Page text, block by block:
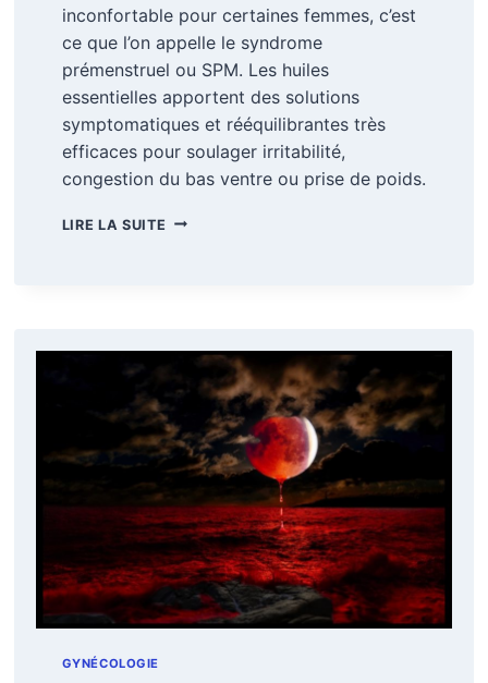
inconfortable pour certaines femmes, c’est
ce que l’on appelle le syndrome
prémenstruel ou SPM. Les huiles
essentielles apportent des solutions
symptomatiques et rééquilibrantes très
efficaces pour soulager irritabilité,
congestion du bas ventre ou prise de poids.
LIRE LA SUITE ACCOMPAGNER
LES
ESSENTIELLES
GYNÉCOLOGIE